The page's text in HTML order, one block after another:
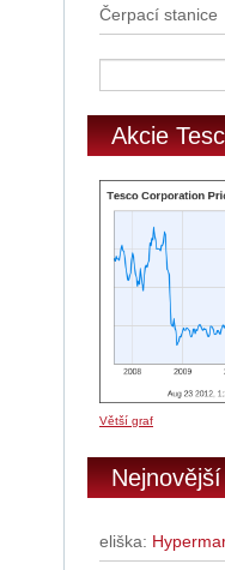
Čerpací stanice
Akcie
Větší graf
eliška: